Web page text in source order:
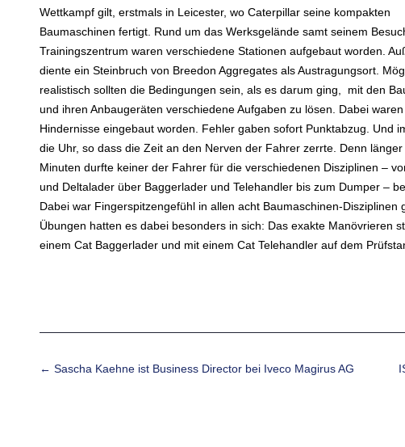
Wettkampf gilt, erstmals in Leicester, wo Caterpillar seine kompakten
Baumaschinen fertigt. Rund um das Werksgelände samt seinem
Trainingszentrum waren verschiedene Stationen aufgebaut worden.
diente ein Steinbruch von Breedon Aggregates als Austragungsort.
realistisch sollten die Bedingungen sein, als es darum ging, mit den
und ihren Anbaugeräten verschiedene Aufgaben zu lösen. Dabei
Hindernisse eingebaut worden. Fehler gaben sofort Punktabzug. Und
die Uhr, so dass die Zeit an den Nerven der Fahrer zerrte. Denn länger
Minuten durfte keiner der Fahrer für die verschiedenen Disziplinen –
und Deltalader über Baggerlader und Telehandler bis zum Dumper –
Dabei war Fingerspitzengefühl in allen acht Baumaschinen-Disziplinen
Übungen hatten es dabei besonders in sich: Das exakte Manövrieren
einem Cat Baggerlader und mit einem Cat Telehandler auf dem
Beitrags-Navigation
← Sascha Kaehne ist Business Director bei Iveco Magirus AG